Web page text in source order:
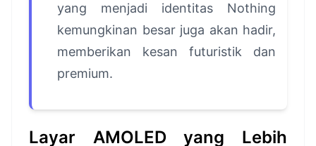
yang menjadi identitas Nothing
kemungkinan besar juga akan hadir,
memberikan kesan futuristik dan
premium.
Layar AMOLED yang Lebih